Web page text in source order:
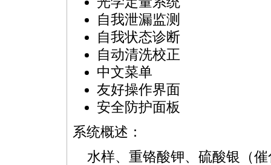
自我泄漏监测
自我状态诊断
自动清洗校正
中文菜单
友好操作界面
安全防护面板
系统概述：
水样、重铬酸钾、硫酸银（催